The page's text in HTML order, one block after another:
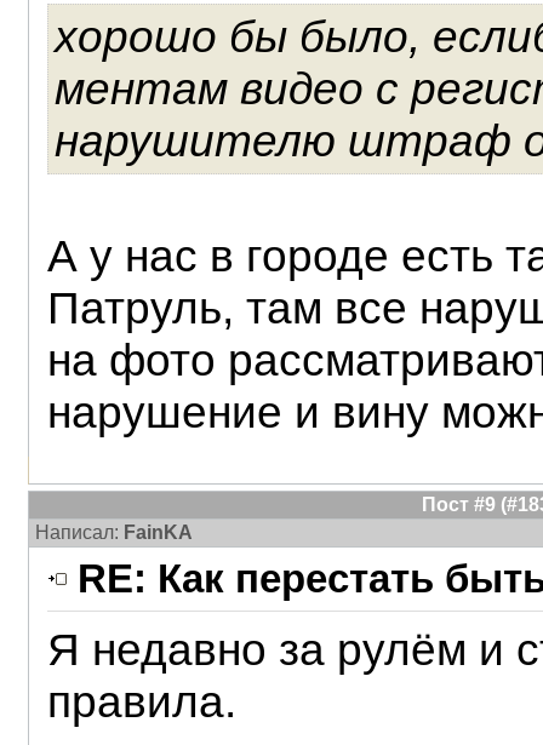
хорошо бы было,
ментам видео с
нарушителю штраф
А у нас в городе есть
Патруль, там все
на фото
нарушение и вину
Пост #9
Написал: FainKA
RE: Как перестать
Я недавно за рулём и
правила.